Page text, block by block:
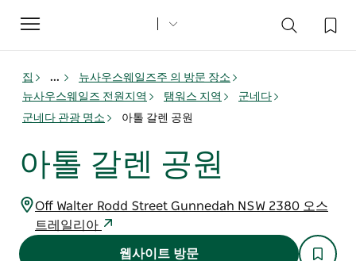
Toggle
navigation
집 ...
뉴사우스웨일즈주 의 방문 장소
뉴사우스웨일즈 전원지역
탬워스 지역
군네다
군네다 관광 명소
아톨 갈렌 공원
아톨 갈렌 공원
Off Walter Rodd Street Gunnedah NSW 2380 오스
트레일리아
웹사이트 방문